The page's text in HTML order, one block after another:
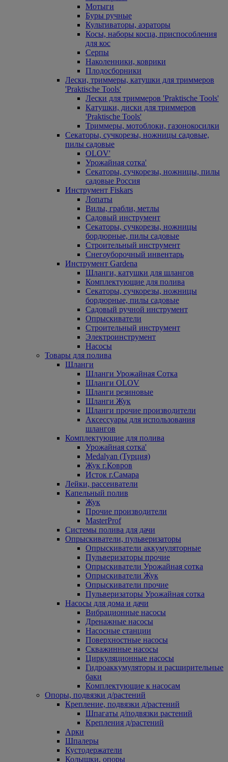
Мотыги
Буры ручные
Культиваторы, аэраторы
Косы, наборы косца, приспособления
для кос
Серпы
Наколенники, коврики
Плодосборники
Лески, триммеры, катушки для триммеров
'Praktische Tools'
Лески для триммеров 'Praktische Tools'
Катушки, диски для триммеров
'Praktische Tools'
Триммеры, мотоблоки, газонокосилки
Секаторы, сучкорезы, ножницы садовые,
пилы садовые
OLOV'
Урожайная сотка'
Секаторы, сучкорезы, ножницы, пилы
садовые Россия
Инструмент Fiskars
Лопаты
Вилы, грабли, метлы
Садовый инструмент
Секаторы, сучкорезы, ножницы
бордюрные, пилы садовые
Строительный инструмент
Снегоуборочный инвентарь
Инструмент Gardena
Шланги, катушки для шлангов
Комплектующие для полива
Секаторы, сучкорезы, ножницы
бордюрные, пилы садовые
Садовый ручной инструмент
Опрыскиватели
Строительный инструмент
Электроинструмент
Насосы
Товары для полива
Шланги
Шланги Урожайная Сотка
Шланги OLOV
Шланги резиновые
Шланги Жук
Шланги прочие производители
Аксессуары для использования
шлангов
Комплектующие для полива
Урожайная сотка'
Medalyan (Турция)
Жук г.Ковров
Исток г.Самара
Лейки, рассеиватели
Капельный полив
Жук
Прочие производители
MasterProf
Системы полива для дачи
Опрыскиватели, пульверизаторы
Опрыскиватели аккумуляторные
Пульверизаторы прочие
Опрыскиватели Урожайная сотка
Опрыскиватели Жук
Опрыскиватели прочие
Пульверизаторы Урожайная сотка
Насосы для дома и дачи
Вибрационные насосы
Дренажные насосы
Насосные станции
Поверхностные насосы
Скважинные насосы
Циркуляционные насосы
Гидроаккумуляторы и расширительные
баки
Комплектующие к насосам
Опоры, подвязки д/растений
Крепление, подвязки д/растений
Шпагаты д/подвязки растений
Крепления д/растений
Арки
Шпалеры
Кустодержатели
Колышки, опоры